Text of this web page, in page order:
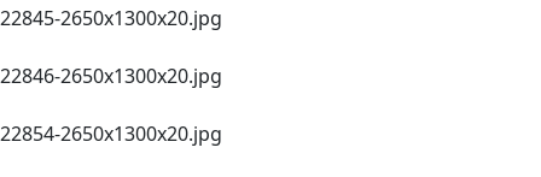
22845-2650х1300x20.jpg
22846-2650х1300x20.jpg
22854-2650х1300x20.jpg